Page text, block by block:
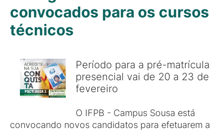
convocados para os cursos
técnicos
Período para a pré-matrícula
presencial vai de 20 a 23 de
fevereiro
O IFPB - Campus Sousa está
convocando novos candidatos para efetuarem a